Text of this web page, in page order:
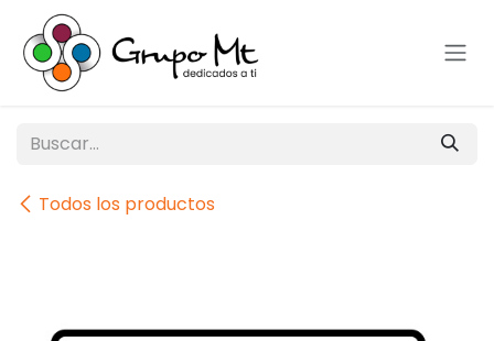
Ir al contenido
Todos los productos